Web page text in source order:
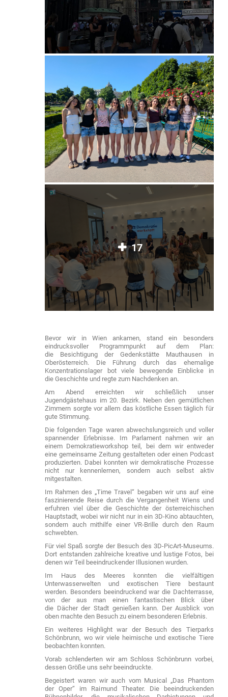
17
Bevor wir in Wien ankamen, stand ein besonders
eindrucksvoller Programmpunkt auf dem Plan:
die Besichtigung der Gedenkstätte Mauthausen in
Oberösterreich. Die Führung durch das ehemalige
Konzentrationslager bot viele bewegende Einblicke in
die Geschichte und regte zum Nachdenken an.
Am Abend erreichten wir schließlich unser
Jugendgästehaus im 20. Bezirk. Neben den gemütlichen
Zimmern sorgte vor allem das köstliche Essen täglich für
gute Stimmung.
Die folgenden Tage waren abwechslungsreich und voller
spannender Erlebnisse. Im Parlament nahmen wir an
einem Demokratieworkshop teil, bei dem wir entweder
eine gemeinsame Zeitung gestalteten oder einen Podcast
produzierten. Dabei konnten wir demokratische Prozesse
nicht nur kennenlernen, sondern auch selbst aktiv
mitgestalten.
Im Rahmen des „Time Travel“ begaben wir uns auf eine
faszinierende Reise durch die Vergangenheit Wiens und
erfuhren viel über die Geschichte der österreichischen
Hauptstadt, wobei wir nicht nur in ein 3D-Kino abtauchten,
sondern auch mithilfe einer VR-Brille durch den Raum
schwebten.
Für viel Spaß sorgte der Besuch des 3D-PicArt-Museums.
Dort entstanden zahlreiche kreative und lustige Fotos, bei
denen wir Teil beeindruckender Illusionen wurden.
Im Haus des Meeres konnten die vielfältigen
Unterwasserwelten und exotischen Tiere bestaunt
werden. Besonders beeindruckend war die Dachterrasse,
von der aus man einen fantastischen Blick über
die Dächer der Stadt genießen kann. Der Ausblick von
oben machte den Besuch zu einem besonderen Erlebnis.
Ein weiteres Highlight war der Besuch des Tierparks
Schönbrunn, wo wir viele heimische und exotische Tiere
beobachten konnten.
Vorab schlenderten wir am Schloss Schönbrunn vorbei,
dessen Größe uns sehr beeindruckte.
Begeistert waren wir auch vom Musical „Das Phantom
der Oper“ im Raimund Theater. Die beeindruckenden